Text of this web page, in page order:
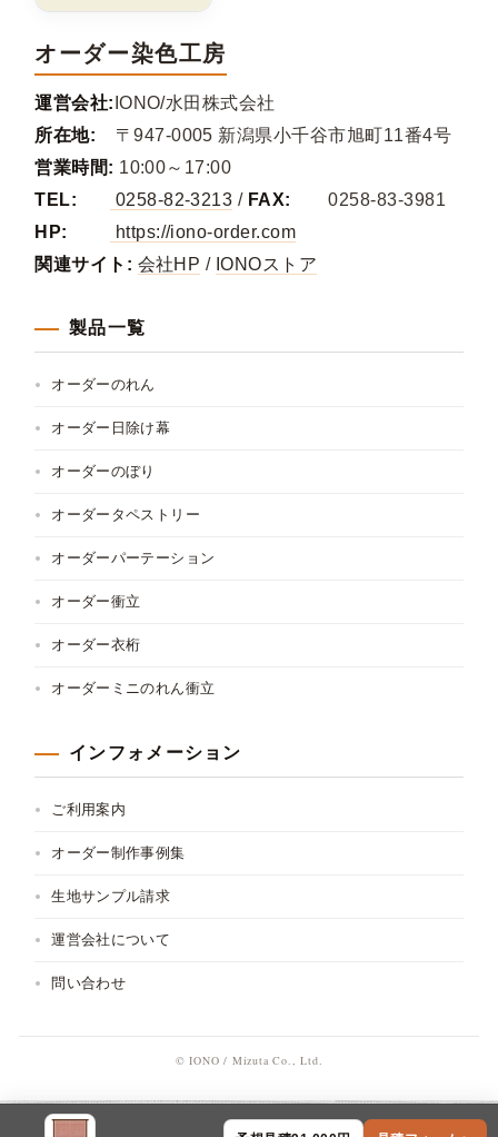
オーダー染色工房
運営会社: IONO/水田株式会社
所在地:
〒947-0005 新潟県小千谷市旭町11番4号
営業時間: 10:00～17:00
TEL:
0258-82-3213 / FAX:
0258-83-3981
HP:
https://iono-order.com
関連サイト: 会社HP / IONOストア
製品一覧
オーダーのれん
オーダー日除け幕
オーダーのぼり
オーダータペストリー
オーダーパーテーション
オーダー衝立
オーダー衣桁
オーダーミニのれん衝立
インフォメーション
ご利用案内
オーダー制作事例集
生地サンプル請求
運営会社について
問い合わせ